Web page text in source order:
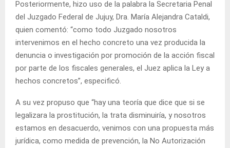
Posteriormente, hizo uso de la palabra la Secretaria Penal
del Juzgado Federal de Jujuy, Dra. María Alejandra Cataldi,
quien comentó: “como todo Juzgado nosotros
intervenimos en el hecho concreto una vez producida la
denuncia o investigación por promoción de la acción fiscal
por parte de los fiscales generales, el Juez aplica la Ley a
hechos concretos”, especificó.
A su vez propuso que “hay una teoría que dice que si se
legalizara la prostitución, la trata disminuiría, y nosotros
estamos en desacuerdo, venimos con una propuesta más
jurídica, como medida de prevención, la No Autorización